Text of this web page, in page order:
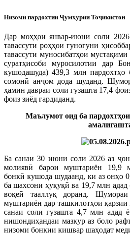
Низоми пардохтии Ҷумҳурии Тоҷикистон
Дар моҳҳои январ-июни соли
тавассути роҳҳои гуногуни
тавассути муносибатҳои
суратҳисоби муросилотии дар
кушодашуда) 439,3 млн
сомонӣ анҷом дода шуданд.
ҳамин давраи соли гузашта 17,4
фоиз зиёд гардиданд.
Маълумот оид ба
Ба санаи 30 июни соли 2026 аз
молиявӣ барои муштариён 19,9
бонкӣ кушода шудаанд, ки аз онҳо
ба шахсони ҳуқуқӣ ва 19,7 млн адад
воқеӣ тааллуқ доранд. Шумораи
муштариён дар ташкилотҳои
санаи соли гузашта 4,7 млн адад
нишондиҳандаи мазкур аз боло
низоми бонкии кишвар шаҳодат